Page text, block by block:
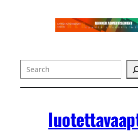
Search